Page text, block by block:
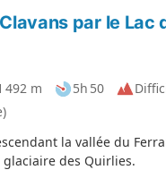
par le Lac
492 m 5h 50
la vallée du
des Quirlies.